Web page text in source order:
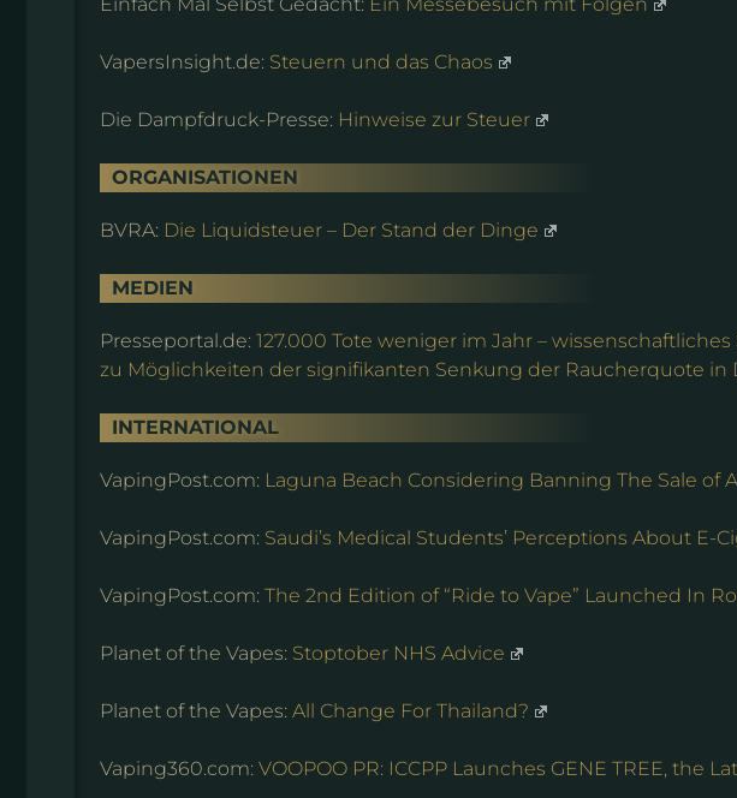
VapersInsight.de: Steuern und das Chaos
Die Dampfdruck-Presse: Hinweise zur Steuer
ORGANISATIONEN
BVRA: Die Liquidsteuer – Der Stand der Dinge
MEDIEN
Presseportal.de: 127.000 Tote weniger im Jahr –
zu Möglichkeiten der signifikanten Senkung der Raucherquote in
INTERNATIONAL
VapingPost.com: Laguna Beach Considering Banning The Sale of
VapingPost.com: Saudi’s Medical Students’ Perceptions About E-
VapingPost.com: The 2nd Edition of “Ride to Vape” Launched In
Planet of the Vapes: Stoptober NHS Advice
Planet of the Vapes: All Change For Thailand?
Vaping360.com: VOOPOO PR: ICCPP Launches GENE TREE, the